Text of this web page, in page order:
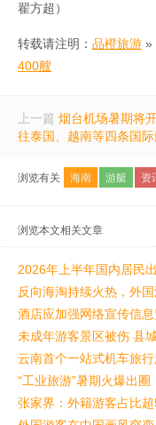
翟方超）
转载请注明： 品橙旅游 »
400艘
上一篇 烟台机场暑期将
往泰国、越南等四条国
浏览有关 海南 游艇 资
浏览本文相关文章
2026年上半年国内居民
反向海淘持续火热，外
酒店应加强网络宣传信
未成年游客景区被伤 县
云南首个一站式机车旅
“工业旅游”暑期火爆出
张家界：外籍游客占比